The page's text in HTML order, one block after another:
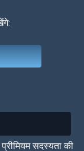
सदस्यता की